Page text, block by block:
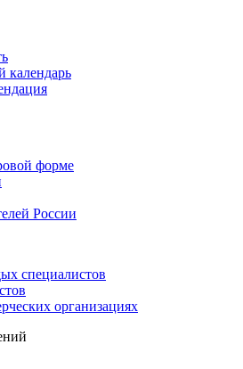
календарь
форме
России
специалистов
организациях